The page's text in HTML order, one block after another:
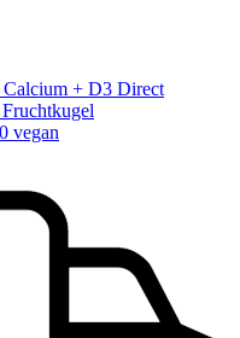
+ D3 Direct
vegan